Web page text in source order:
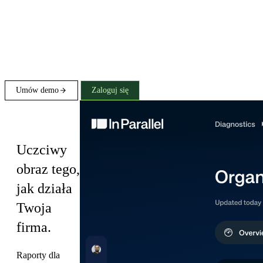
Umów demo Zaloguj się
Uczciwy
obraz tego,
jak działa
Twoja
firma.
Raporty dla